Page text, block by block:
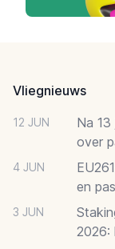
Vliegnieuws
12 JUN
Na
over
4 JUN
en
3 JUN
2026: